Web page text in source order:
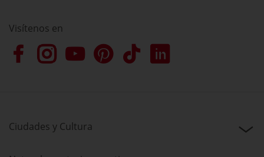
Visítenos en
Ciudades y Cultura